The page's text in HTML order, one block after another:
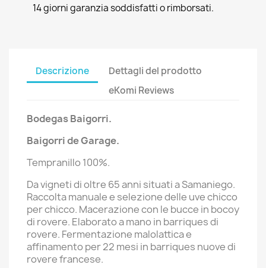
14 giorni garanzia soddisfatti o rimborsati.
Descrizione
Dettagli del prodotto
eKomi Reviews
Bodegas Baigorri.
Baigorri de Garage.
Tempranillo 100%.
Da vigneti di oltre 65 anni situati a Samaniego.
Raccolta manuale e selezione delle uve chicco
per chicco. Macerazione con le bucce in bocoy
di rovere. Elaborato a mano in barriques di
rovere. Fermentazione malolattica e
affinamento per 22 mesi in barriques nuove di
rovere francese.